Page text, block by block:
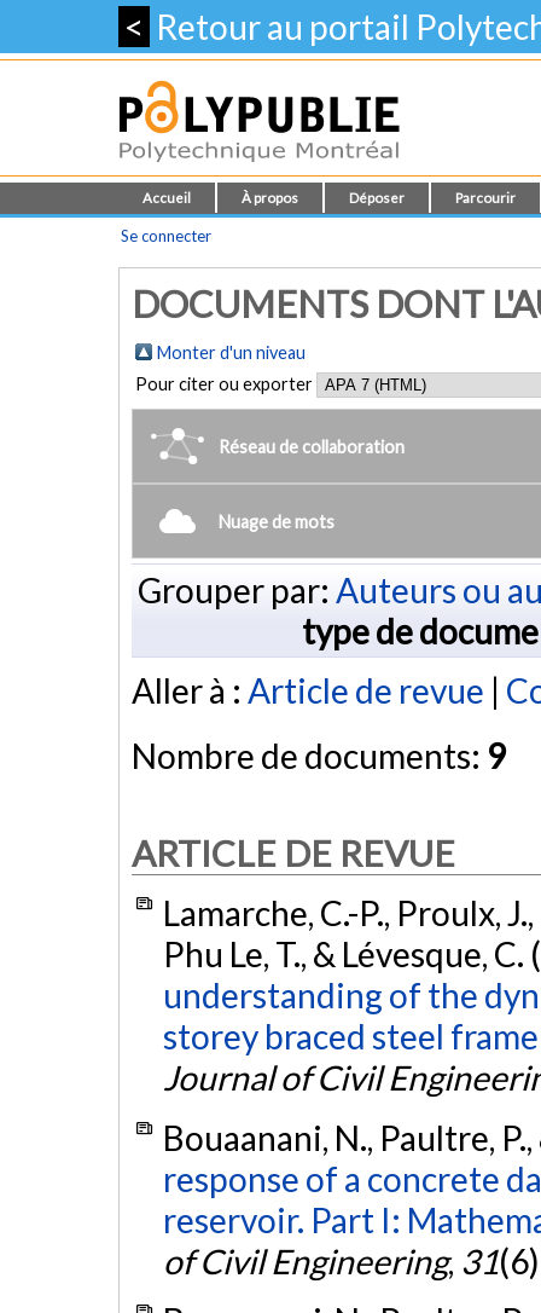
< Retour au portail
Accueil À propos Déposer Parcourir
Se connecter
DOCUMENTS DONT
Monter d'un niveau
Pour citer ou exporter
Réseau de collaboration
Nuage de mots
Grouper par: Auteurs ou
type de
Aller à : Article de revue |
Nombre de documents: 9
ARTICLE DE REVUE
Lamarche, C.-P., Proulx,
Phu Le, T., & Lévesque,
understanding of the
storey braced steel
Journal of Civil
Bouaanani, N., Paultre,
response of a concrete
reservoir. Part I:
of Civil Engineering, 31